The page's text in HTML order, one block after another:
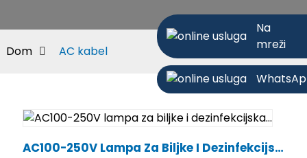
Na
mreži
Dom AC kabel
AC100-250V Lampa Za Biljke I Dezinfekcijsk